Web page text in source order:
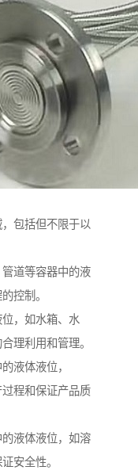
包括但不限于以
道等容器中的液
控制。
，如水箱、水
理利用和管理。
液体液位，
程和保证产品质
液体液位，如溶
安全性。